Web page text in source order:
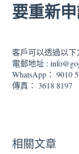
要重新
客戶可以透過以
電郵地址 :
WhatsApp： 9010
傳真： 3618 8197
相關文章